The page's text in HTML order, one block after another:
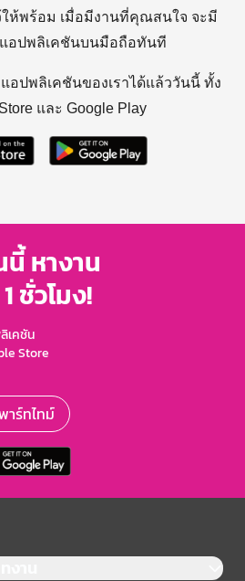
ห้พร้อม เมื่อมีงานที่คุณสนใจ จะมี
แอปพลิเคชันบนมือถือทันที
แอปพลิเคชันของเราได้แล้ววันนี้ ทั้ง
และ Google Play
หางาน
ชั่วโมง!
เคชัน
Store
าร์ทไทม์
าน